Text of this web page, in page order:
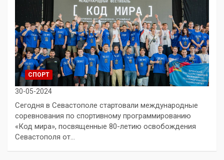
СПОРТ
30-05-2024
Сегодня в Севастополе стартовали международные
соревнования по спортивному программированию
«Код мира», посвященные 80-летию освобождения
Севастополя от…